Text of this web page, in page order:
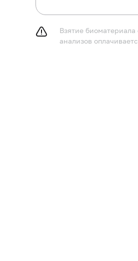
Взятие
анализов